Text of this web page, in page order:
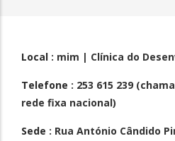
Local : mim | Clínica do
Telefone : 253 615 239
rede fixa nacional)
Sede : Rua António Cândido